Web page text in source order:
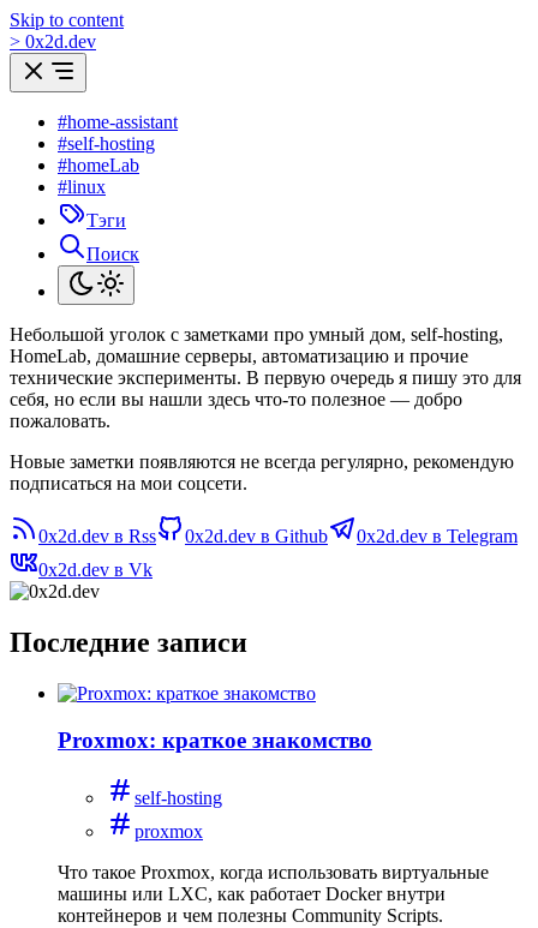
Skip to content
> 0x2d.dev
#home-assistant
#self-hosting
#homeLab
#linux
Тэги
Поиск
Небольшой уголок с заметками про умный дом, self-hosting,
HomeLab, домашние серверы, автоматизацию и прочие
технические эксперименты. В первую очередь я пишу это для
себя, но если вы нашли здесь что-то полезное — добро
пожаловать.
Новые заметки появляются не всегда регулярно, рекомендую
подписаться на мои соцсети.
0x2d.dev в Rss 0x2d.dev в Github
0x2d.dev в Telegram
0x2d.dev в Vk
Последние записи
Proxmox: краткое знакомство
self-hosting
proxmox
Что такое Proxmox, когда использовать виртуальные
машины или LXC, как работает Docker внутри
контейнеров и чем полезны Community Scripts.